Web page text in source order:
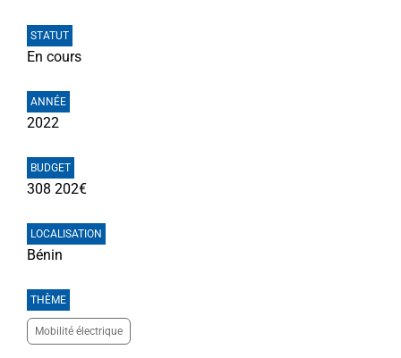
STATUT
En cours
ANNÉE
2022
BUDGET
308 202€
LOCALISATION
Bénin
THÈME
Mobilité électrique